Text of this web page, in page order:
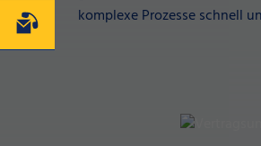
Kontaktkomplexe Prozesse schnell